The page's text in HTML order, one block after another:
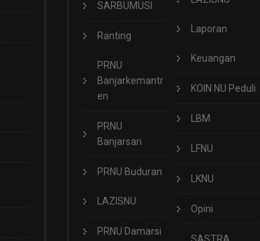
SARBUMUSI
Ranting
PRNU
Banjarkemantr
en
PRNU
Banjarsari
PRNU Buduran
LAZISNU
PRNU Damarsi
Laporan
Keuangan
KOIN NU Peduli
LBM
LFNU
LKNU
Opini